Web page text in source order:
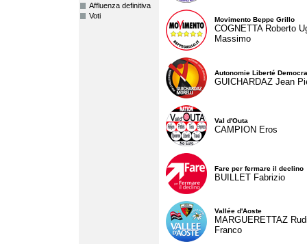
Affluenza definitiva
Voti
Movimento Beppe Grillo
COGNETTA Roberto
Massimo
Autonomie Liberté
GUICHARDAZ Jean
Val d'Outa
CAMPION Eros
Fare per fermare il declino
BUILLET Fabrizio
Vallée d'Aoste
MARGUERETTAZ
Franco